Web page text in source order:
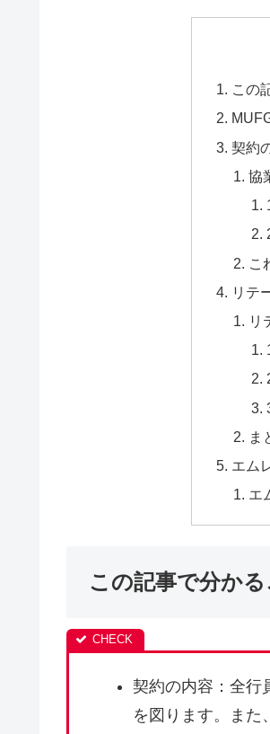
この
契約
協
こ
リテ
リ
ま
エム
エ
この記事で分かる
契約の内容：全行
を図ります。また